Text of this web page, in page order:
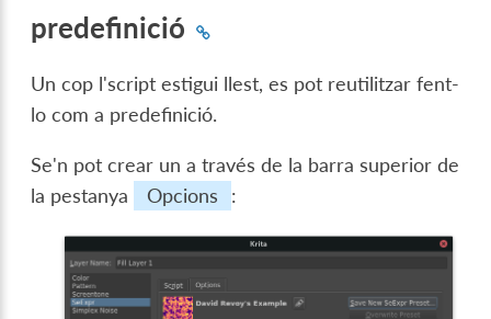
predefinició
Un cop l'script estigui llest, es pot reutilitzar fent-
lo com a predefinició.
Se'n pot crear un a través de la barra superior de
la pestanya
Opcions :